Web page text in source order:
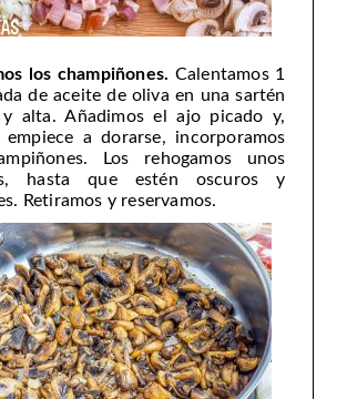
los champiñones. Calentamos 1
de aceite de oliva en una sartén
y alta. Añadimos el ajo picado y,
empiece a dorarse, incorporamos
Los rehogamos unos
hasta que estén oscuros y
Retiramos y reservamos.